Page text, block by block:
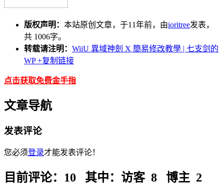
版权声明： 本站原创文章，于11年前，由ioritree发表，
共 1006字。
转载请注明： WiiU 異域神劍 X 簡易修改教學 | 七支剑的
WP+复制链接
点击获取免费金手指
文章导航
发表评论
您必须登录才能发表评论！
目前评论：10 其中：访客 8 博主 2